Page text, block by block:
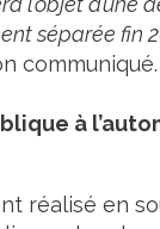
séparée fin
communiqué.
à
réalisé en